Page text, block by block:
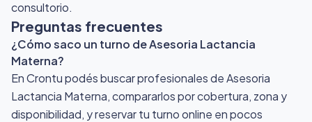
consultorio.
Preguntas frecuentes
¿Cómo saco un turno de Asesoria Lactancia
Materna?
En Crontu podés buscar profesionales de Asesoria
Lactancia Materna, compararlos por cobertura, zona y
disponibilidad, y reservar tu turno online en pocos